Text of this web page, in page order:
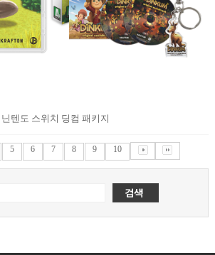
닌텐도 스위치 딩컴 패키지
5 6 7 8 9 10